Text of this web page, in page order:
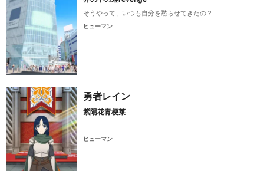
そうやって、いつも自分を黙らせてきたの？
ヒューマン
勇者レイン
紫陽花青梗菜
ヒューマン